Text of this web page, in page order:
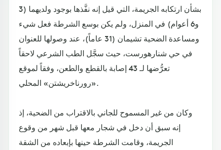
بشأن ارتكابه الجريمة، التي قيل إنه نفَّذها بوجود ولديهما (3
و6 أعوام) في المنزل، ولم يكن بوسع الشرطة فعل شيء
ومساعدة الضحية تشيمان (31 عاماً)، عند وصولها للعنوان
في حي شنارهورست، حيث سجَّل الطب الشرعي لاحقاً
تعرُّضها لـ 43 إصابة بالقطع والطعن، وفقاً لموقع
«رورناخريشتن» المحلي.
وكان من غير المسموح للجاني بالاقتراب من الضحية، إذ
إنه سبق أن دخل في شجار معها قبل شهر من وقوع
الجريمة، وقامت الشرطة حينها بإبعاده من الشقة